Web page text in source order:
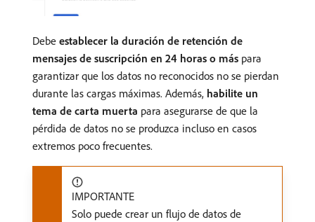
Debe establecer la duración de retención de
mensajes de suscripción en 24 horas o más para
garantizar que los datos no reconocidos no se pierdan
durante las cargas máximas. Además, habilite un
tema de carta muerta para asegurarse de que la
pérdida de datos no se produzca incluso en casos
extremos poco frecuentes.
IMPORTANTE
Solo puede crear un flujo de datos de